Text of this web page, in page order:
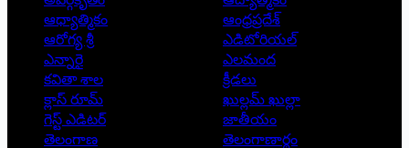
ఆధ్యాత్మికం
ఆంధ్రప్రదేశ్
ఆరోగ్య శ్రీ
ఎడిటోరియల్
ఎన్నారై
ఎలమంద
కవితా శాల
క్రీడలు
క్లాస్ రూమ్
ఖుల్లమ్ ఖుల్లా
గెస్ట్ ఎడిటర్
జాతీయం
తెలంగాణ
తెలంగాణార్థం